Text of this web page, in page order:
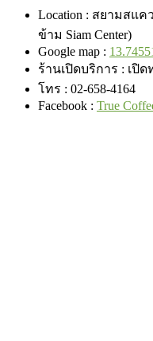
Location : สยามสแ
ข้าม Siam Center)
Google map :
ร้านเปิดบริการ : เปิ
โทร : 02-658-4164
Facebook : True